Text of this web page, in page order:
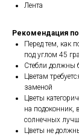
Лента
Рекомендация по
Перед тем, как
под углом 45
Стебли должны
Цветам
заменой
Цветы
на подоконник,
солнечных
Цветы не